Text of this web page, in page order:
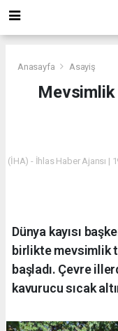
Anasayfa Asayiş
Mevsimlik
(İHA) - İhlas Haber Ajansı |
Dünya kayısı
birlikte mevsimlik
başladı. Çevre
kavurucu sıcak